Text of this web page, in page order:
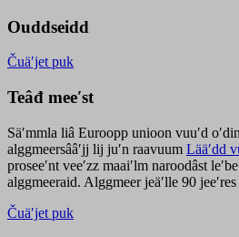
Ouddseidd
Čuäʹjet puk
Teâđ meeʹst
Säʹmmla liâ Euroopp unioon vuuʹd
alggmeersââʹjj lij juʹn raavuum Lääʹdd
proseeʹnt veeʹzz maaiʹlm naroodâst
alggmeeraid. Alggmeer jeäʹlle 90
Čuäʹjet puk